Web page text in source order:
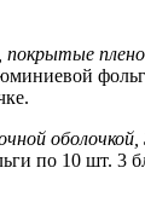
оболочкой,
по 10 шт. 3